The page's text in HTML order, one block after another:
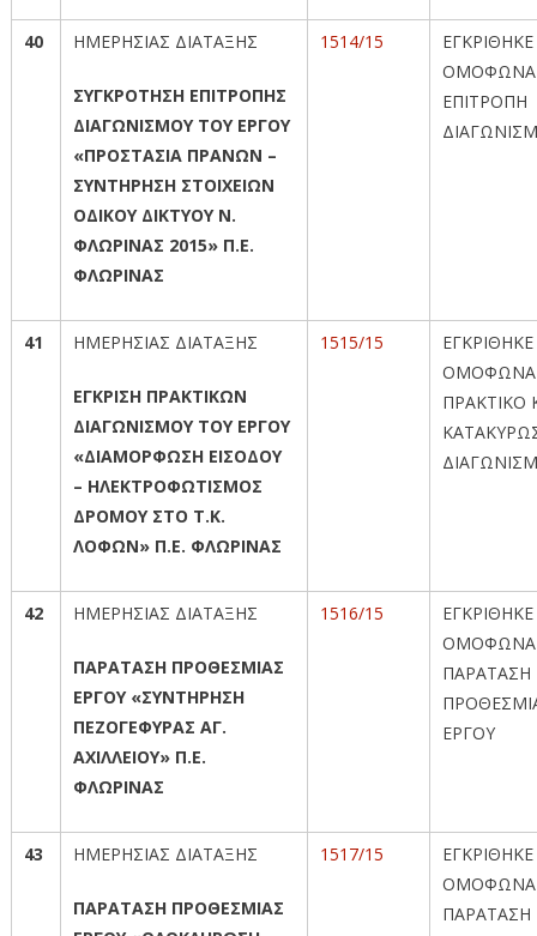
40 ΗΜΕΡΗΣΙΑΣ ΔΙΑΤΑΞΗΣ
ΣΥΓΚΡΟΤΗΣΗ ΕΠΙΤΡΟΠΗΣ
ΔΙΑΓΩΝΙΣΜΟΥ ΤΟΥ ΕΡΓΟΥ
«ΠΡΟΣΤΑΣΙΑ ΠΡΑΝΩΝ –
ΣΥΝΤΗΡΗΣΗ ΣΤΟΙΧΕΙΩΝ
ΟΔΙΚΟΥ ΔΙΚΤΥΟΥ Ν.
ΦΛΩΡΙΝΑΣ 2015» Π.Ε.
ΦΛΩΡΙΝΑΣ
1514/15
ΕΓΚΡΙΘΗΚΕ
ΟΜΟΦΩΝΑ
ΕΠΙΤΡΟΠΗ
41 ΗΜΕΡΗΣΙΑΣ ΔΙΑΤΑΞΗΣ
ΕΓΚΡΙΣΗ ΠΡΑΚΤΙΚΩΝ
ΔΙΑΓΩΝΙΣΜΟΥ ΤΟΥ ΕΡΓΟΥ
«ΔΙΑΜΟΡΦΩΣΗ ΕΙΣΟΔΟΥ
– ΗΛΕΚΤΡΟΦΩΤΙΣΜΟΣ
ΔΡΟΜΟΥ ΣΤΟ Τ.Κ.
ΛΟΦΩΝ» Π.Ε. ΦΛΩΡΙΝΑΣ
1515/15
ΕΓΚΡΙΘΗΚΕ
ΟΜΟΦΩΝΑ
ΠΡΑΚΤΙΚΟ
42 ΗΜΕΡΗΣΙΑΣ ΔΙΑΤΑΞΗΣ
ΠΑΡΑΤΑΣΗ ΠΡΟΘΕΣΜΙΑΣ
ΕΡΓΟΥ «ΣΥΝΤΗΡΗΣΗ
ΠΕΖΟΓΕΦΥΡΑΣ ΑΓ.
ΑΧΙΛΛΕΙΟΥ» Π.Ε.
ΦΛΩΡΙΝΑΣ
1516/15
ΕΓΚΡΙΘΗΚΕ
ΟΜΟΦΩΝΑ
ΠΑΡΑΤΑΣΗ
ΕΡΓΟΥ
43 ΗΜΕΡΗΣΙΑΣ ΔΙΑΤΑΞΗΣ
ΠΑΡΑΤΑΣΗ ΠΡΟΘΕΣΜΙΑΣ
1517/15
ΕΓΚΡΙΘΗΚΕ
ΟΜΟΦΩΝΑ
ΠΑΡΑΤΑΣΗ